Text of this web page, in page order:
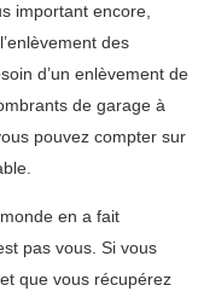
important encore,
des
d’un enlèvement de
de garage à
pouvez compter sur
en a fait
pas vous. Si vous
que vous récupérez